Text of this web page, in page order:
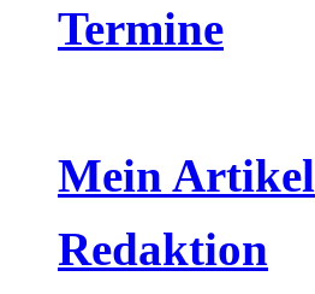
Termine
Mein Artikel
Redaktion